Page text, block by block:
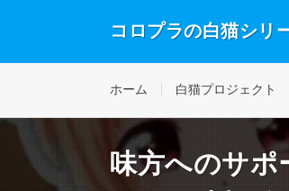
コロプラの白猫シリ
ホーム 白猫プロジェクト
味方へのサポ